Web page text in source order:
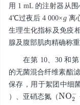
用 1 mL 的注射器从
4℃过夜后 4 000×g离
生理生化指标及免疫
腺及腹部肌肉精确称
在第 10、30 和
的无菌混合纤维素酯
保存，用于絮团中细
）、亚硝态氮（
-N